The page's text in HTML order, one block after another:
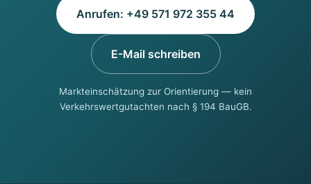
Anrufen: +49 571 972 355 44
E-Mail schreiben
Markteinschätzung zur Orientierung — kein
Verkehrswertgutachten nach § 194 BauGB.